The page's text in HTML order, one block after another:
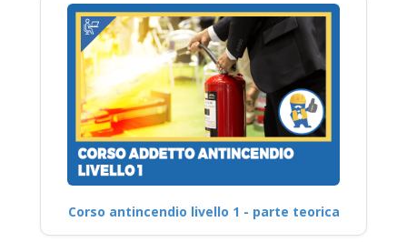
Corso antincendio livello 1 - parte teorica